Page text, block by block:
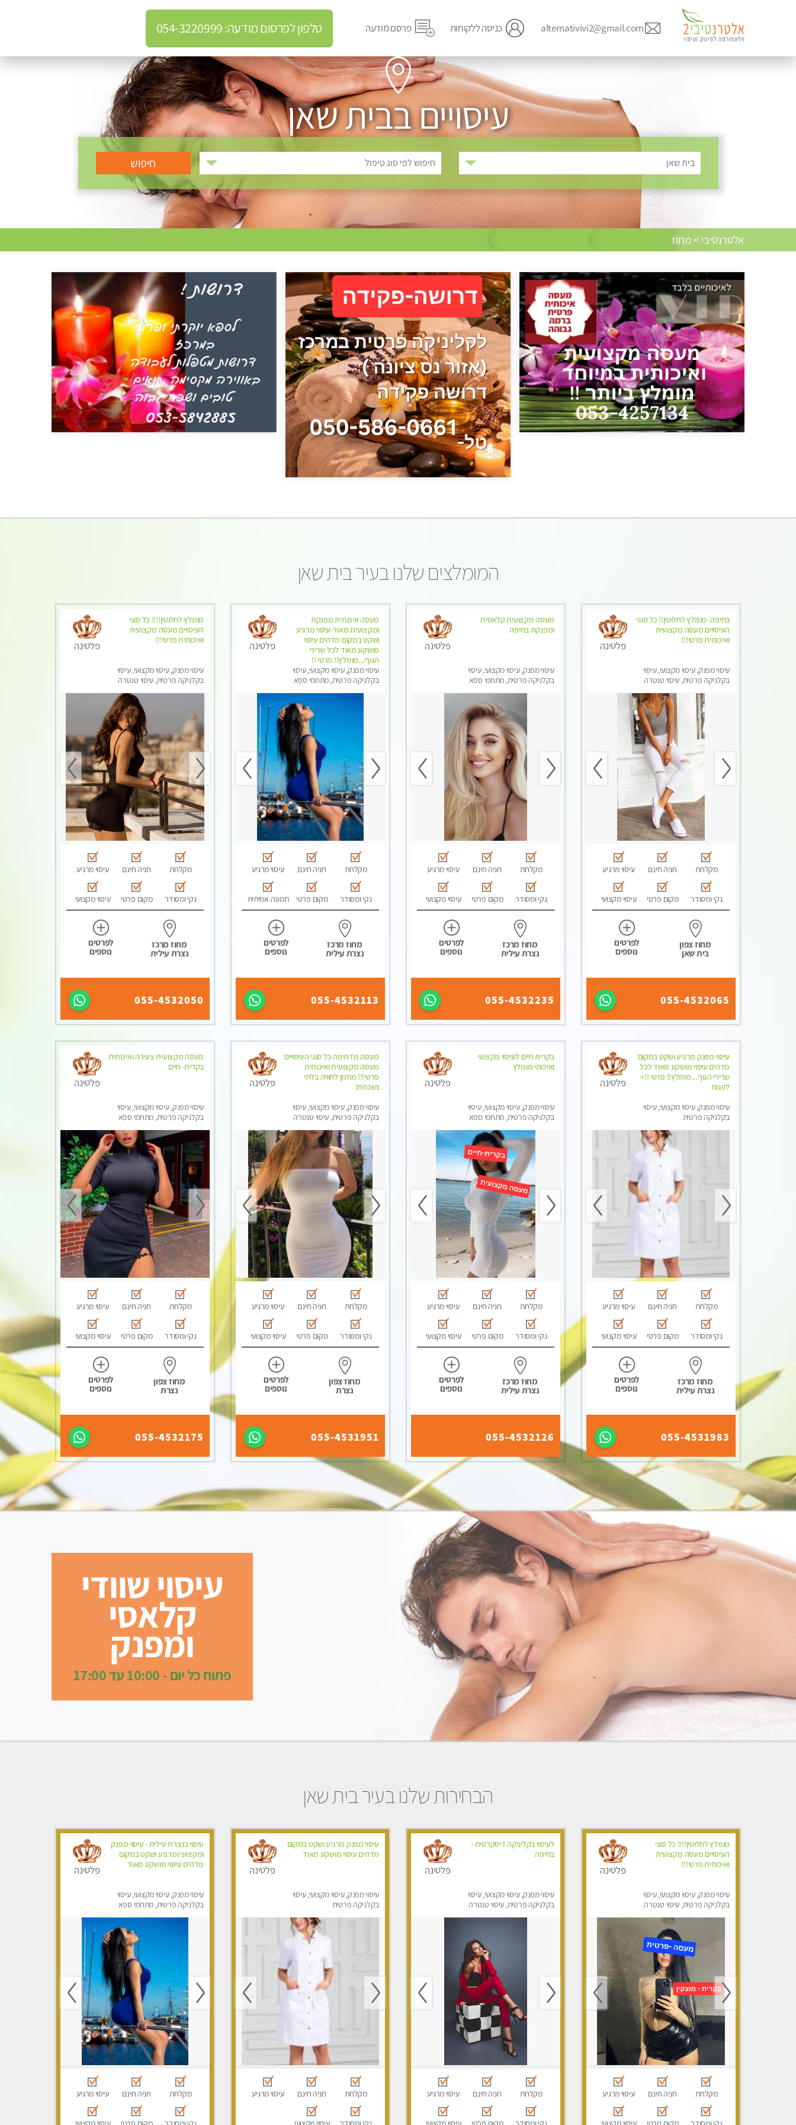
alternativivi2@gmail.com כניסה ללקוחות פרסם מודעה טלפון לפרסום מודעה: 054-3220999
עיסויים בבית שאן
בית שאן חיפוש לפי סוג טיפול
אלטרנטיבי > מחוז
המומלצים שלנו בעיר בית שאן
בחיפה -מומלץ לחלוטין!! כל סוגי
העיסויים מעסה מקצועית
ואיכותית פרטי!!!
עיסוי מפנק, עיסוי מקצועי, עיסוי
בקלניקה פרטית, עיסוי טנטרה
פלטינה
מקלחת חניה חינם עיסוי מרגיע
נקי ומסודר מקום פרטי עיסוי מקצועי
מחוז צפון
בית שאן
לפרטים
נוספים
055-4532065
מעסה מקצועית קלאסית
ומפנקת בחיפה
עיסוי מפנק, עיסוי מקצועי, עיסוי
בקלניקה פרטית, מתחמי ספא
פלטינה
מקלחת חניה חינם עיסוי מרגיע
נקי ומסודר מקום פרטי עיסוי מקצועי
מחוז מרכז
נצרת עילית
לפרטים
נוספים
055-4532235
מעסה איכותית מפנקת
ומקצועית מאוד-עיסוי מרגיע
ושקט במקום מדהים עיסוי
מושקע מאוד לכל שרירי
הגוף...מומלץ!! פרטי !!
עיסוי מפנק, עיסוי מקצועי, עיסוי
בקלניקה פרטית, מתחמי ספא
פלטינה
מקלחת חניה חינם עיסוי מרגיע
נקי ומסודר מקום פרטי תמונה אמיתית
מחוז מרכז
נצרת עילית
לפרטים
נוספים
055-4532113
מומלץ לחלוטין!!!! כל סוגי
העיסויים מעסה מקצועית
ואיכותית פרטי!!!
עיסוי מפנק, עיסוי מקצועי, עיסוי
בקלניקה פרטית, עיסוי טנטרה
פלטינה
מקלחת חניה חינם עיסוי מרגיע
נקי ומסודר מקום פרטי עיסוי מקצועי
מחוז מרכז
נצרת עילית
לפרטים
נוספים
055-4532050
עיסוי מפנק מרגיע ושקט במקום
מדהים עיסוי מושקע מאוד לכל
שרירי הגוף...מומלץ!! פרטי !!+
לזוגות
עיסוי מפנק, עיסוי מקצועי, עיסוי
בקלניקה פרטית
פלטינה
מקלחת חניה חינם עיסוי מרגיע
נקי ומסודר מקום פרטי עיסוי מקצועי
מחוז מרכז
נצרת עילית
לפרטים
נוספים
055-4531983
בקרית חיים לעיסוי מקצועי
ואיכותי מומלץ
עיסוי מפנק, עיסוי מקצועי, עיסוי
בקלניקה פרטית, מתחמי ספא
פלטינה
מקלחת חניה חינם עיסוי מרגיע
נקי ומסודר מקום פרטי עיסוי מקצועי
מחוז מרכז
נצרת עילית
לפרטים
נוספים
055-4532126
מעסה מדהימה כל סוגי העיסויים
מעסה מקצועית ואיכותית
פרטי!!! מוזמן לחוויה בלתי
נשכחת!
עיסוי מפנק, עיסוי מקצועי, עיסוי
בקלניקה פרטית, עיסוי טנטרה
פלטינה
מקלחת חניה חינם עיסוי מרגיע
נקי ומסודר מקום פרטי עיסוי מקצועי
מחוז צפון
נצרת
לפרטים
נוספים
055-4531951
מעסה מקצועית צעירה ואיכותית
בקרית- חיים
עיסוי מפנק, עיסוי מקצועי, עיסוי
בקלניקה פרטית, מתחמי ספא
פלטינה
מקלחת חניה חינם עיסוי מרגיע
נקי ומסודר מקום פרטי עיסוי מקצועי
מחוז צפון
נצרת
לפרטים
נוספים
055-4532175
עיסוי שוודי
קלאסי
ומפנק
פתוח כל יום - 10:00 עד 17:00
הבחירות שלנו בעיר בית שאן
מומלץ לחלוטין!!!! כל סוגי
העיסויים מעסה מקצועית
ואיכותית פרטי!!!
עיסוי מפנק, עיסוי מקצועי, עיסוי
בקלניקה פרטית, עיסוי טנטרה
פלטינה
מקלחת חניה חינם עיסוי מרגיע
לעיסוי בקליניקה דיסקרטית -
בחיפה
עיסוי מפנק, עיסוי מקצועי, עיסוי
בקלניקה פרטית, עיסוי טנטרה
פלטינה
מקלחת חניה חינם עיסוי מרגיע
עיסוי מפנק מרגיע ושקט במקום
מדהים עיסוי מושקע מאוד
עיסוי מפנק, עיסוי מקצועי, עיסוי
בקלניקה פרטית
פלטינה
מקלחת חניה חינם עיסוי מרגיע
עיסוי בנצרת עילית - עיסוי מפנק
ומקצועי ומרגיע ושקט במקום
מדהים עיסוי מושקע מאוד
עיסוי מפנק, עיסוי מקצועי, עיסוי
בקלניקה פרטית, מתחמי ספא
פלטינה
מקלחת חניה חינם עיסוי מרגיע